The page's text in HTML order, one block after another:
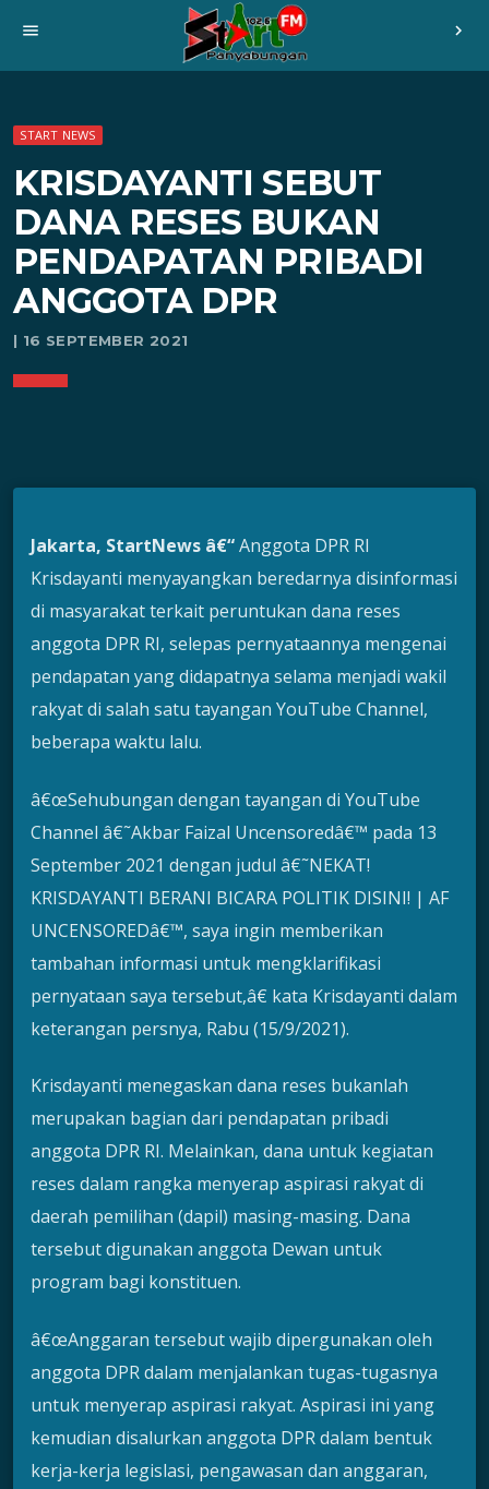
menu chevron_right
START NEWS
KRISDAYANTI SEBUT
DANA RESES BUKAN
PENDAPATAN PRIBADI
ANGGOTA DPR
| 16 SEPTEMBER 2021
Jakarta, StartNews â€“Anggota DPR RI
Krisdayanti menyayangkan beredarnya disinformasi
di masyarakat terkait peruntukan dana reses
anggota DPR RI, selepas pernyataannya mengenai
pendapatan yang didapatnya selama menjadi wakil
rakyat di salah satu tayangan YouTube Channel,
beberapa waktu lalu.
â€œSehubungan dengan tayangan di YouTube
Channel â€˜Akbar Faizal Uncensoredâ€™ pada 13
September 2021 dengan judul â€˜NEKAT!
KRISDAYANTI BERANI BICARA POLITIK DISINI! | AF
UNCENSOREDâ€™, saya ingin memberikan
tambahan informasi untuk mengklarifikasi
pernyataan saya tersebut,â€ kata Krisdayanti dalam
keterangan persnya, Rabu (15/9/2021).
Krisdayanti menegaskan dana reses bukanlah
merupakan bagian dari pendapatan pribadi
anggota DPR RI. Melainkan, dana untuk kegiatan
reses dalam rangka menyerap aspirasi rakyat di
daerah pemilihan (dapil) masing-masing. Dana
tersebut digunakan anggota Dewan untuk
program bagi konstituen.
â€œAnggaran tersebut wajib dipergunakan oleh
anggota DPR dalam menjalankan tugas-tugasnya
untuk menyerap aspirasi rakyat. Aspirasi ini yang
kemudian disalurkan anggota DPR dalam bentuk
kerja-kerja legislasi, pengawasan dan anggaran,